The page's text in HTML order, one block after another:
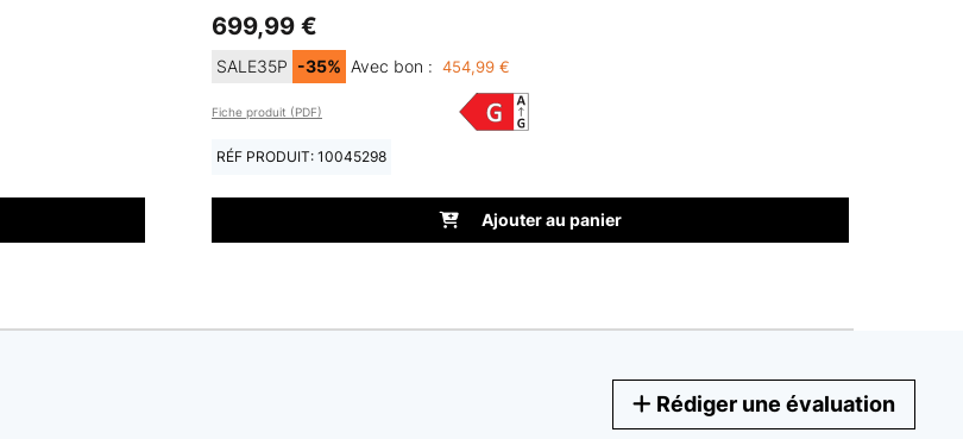
699,99 €
SALE35P -35% Avec bon : 454,99 €
Fiche produit (PDF)
RÉF PRODUIT: 10045298
Ajouter au panier
Rédiger une évaluation